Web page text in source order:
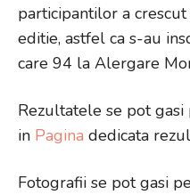
participantilor a
editie, astfel ca s-au
care 94 la Alergare
Rezultatele se pot
in Pagina dedicata
Fotografii se pot gasi